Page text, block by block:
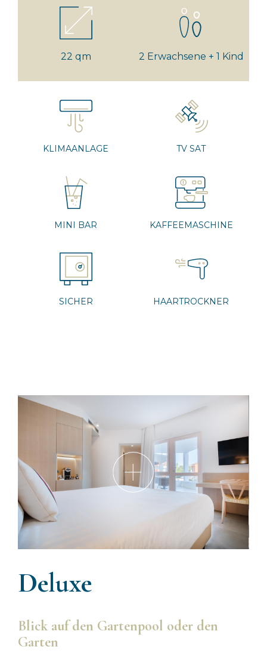
22 qm 2 Erwachsene + 1 Kind
KLIMAANLAGE TV SAT
MINI BAR KAFFEEMASCHINE
SICHER HAARTROCKNER
Deluxe
Blick auf den Gartenpool oder den
Garten